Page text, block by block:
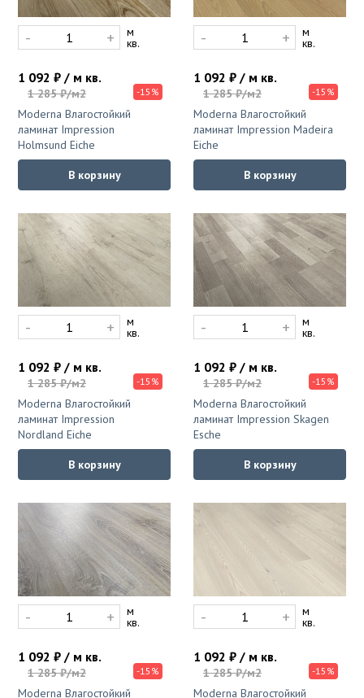
1 092 ₽ / м кв.
1 285 ₽/м2 -15%
Moderna Влагостойкий
ламинат Impression
Holmsund Eiche
- + м
кв.
В корзину
1 092 ₽ / м кв.
1 285 ₽/м2 -15%
Moderna Влагостойкий
ламинат Impression Madeira
Eiche
- + м
кв.
В корзину
1 092 ₽ / м кв.
1 285 ₽/м2 -15%
Moderna Влагостойкий
ламинат Impression
Nordland Eiche
- + м
кв.
В корзину
1 092 ₽ / м кв.
1 285 ₽/м2 -15%
Moderna Влагостойкий
ламинат Impression Skagen
Esche
- + м
кв.
В корзину
1 092 ₽ / м кв.
1 285 ₽/м2 -15%
Moderna Влагостойкий
- + м
кв.
1 092 ₽ / м кв.
1 285 ₽/м2 -15%
Moderna Влагостойкий
- + м
кв.